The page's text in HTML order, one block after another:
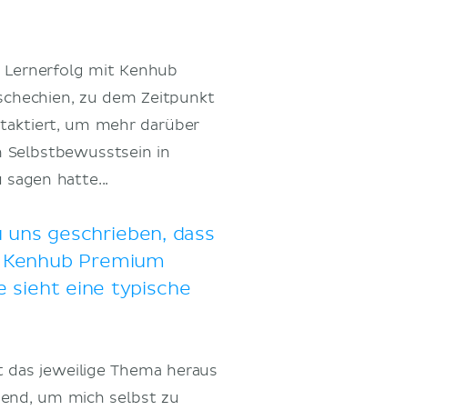
mit Kenhub
zu dem Zeitpunkt
um mehr darüber
Selbstbewusstsein in
hatte...
geschrieben, dass
Premium
sieht eine typische
jeweilige Thema heraus
um mich selbst zu